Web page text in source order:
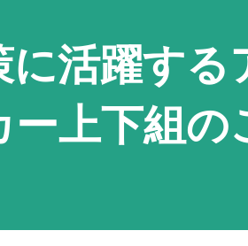
に活躍す
上下組の